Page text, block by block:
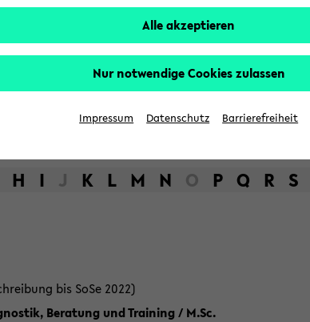
der Universität
H I J K L M N O P Q R S
bis SoSe 2022)
Beratung und Training / M.Sc.
Alle akzeptieren
Nur notwendige Cookies zulassen
Impressum Datenschutz Barrierefreiheit